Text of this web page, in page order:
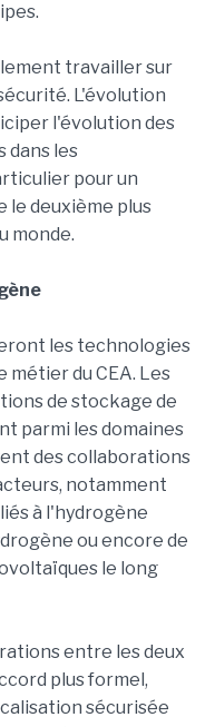
travailler sur
L'évolution
l'évolution des
dans les
pour un
le deuxième plus
monde.
les technologies
métier du CEA. Les
de stockage de
parmi les domaines
des collaborations
notamment
à l'hydrogène
ou encore de
le long
entre les deux
plus formel,
sécurisée